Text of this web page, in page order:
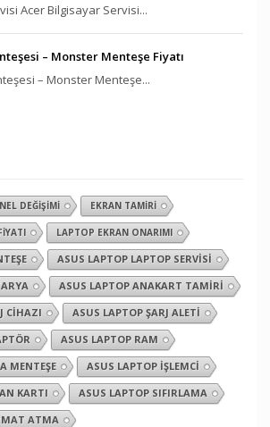
Acer Bilgisayar Servisi...
– Monster Menteşe Fiyatı
– Monster Menteşe...
DEĞIŞIMI EKRAN TAMIRI
LAPTOP EKRAN ONARIMI
ASUS LAPTOP LAPTOP SERVISI
ASUS LAPTOP ANAKART TAMIRI
CIHAZI
ASUS LAPTOP ŞARJ ALETI
ASUS LAPTOP RAM
MENTEŞE
ASUS LAPTOP İŞLEMCI
KARTI
ASUS LAPTOP SIFIRLAMA
ATMA